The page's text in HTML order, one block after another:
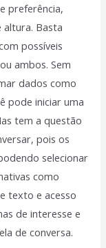
preferência,
altura. Basta
possíveis
ambos. Sem
dados como
pode iniciar uma
tem a questão
pois os
selecionar
como
texto e acesso
de interesse e
de conversa.